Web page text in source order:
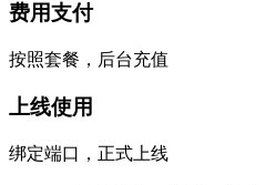
费用支付
按照套餐，后台充值
上线使用
绑定端口，正式上线